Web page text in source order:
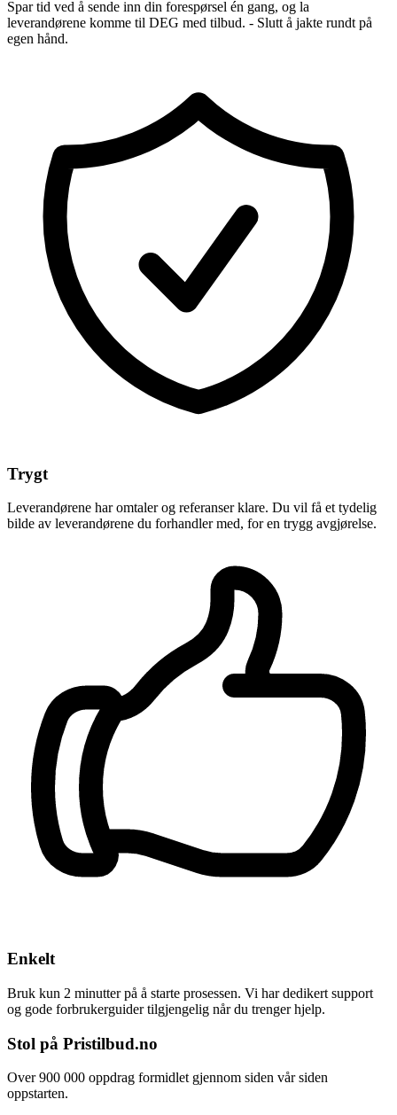
Spar tid ved å sende inn din forespørsel én gang, og la
leverandørene komme til DEG med tilbud. - Slutt å jakte rundt på
egen hånd.
Trygt
Leverandørene har omtaler og referanser klare. Du vil få et tydelig
bilde av leverandørene du forhandler med, for en trygg avgjørelse.
Enkelt
Bruk kun 2 minutter på å starte prosessen. Vi har dedikert support
og gode forbrukerguider tilgjengelig når du trenger hjelp.
Stol på Pristilbud.no
Over 900 000 oppdrag formidlet gjennom siden vår siden
oppstarten.